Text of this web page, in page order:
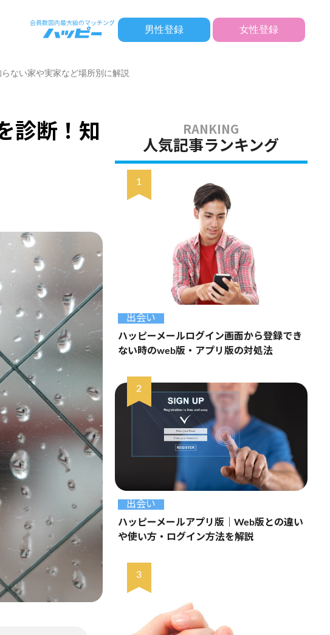
男性登録 女性登録
ない家や実家など場所別に解説
診断！知
人気記事ランキング
出会い
ハッピーメールログイン画面から登録でき
ない時のweb版・アプリ版の対処法
出会い
ハッピーメールアプリ版｜Web版との違い
や使い方・ログイン方法を解説